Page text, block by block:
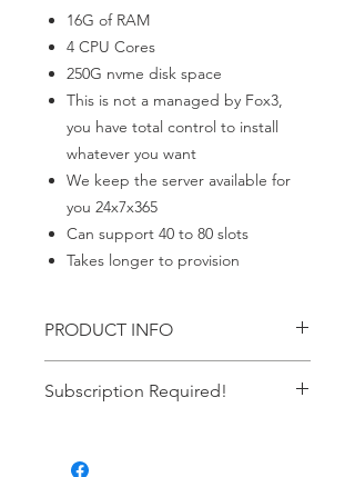
16G of RAM
4 CPU Cores
250G nvme disk space
This is not a managed by Fox3,
you have total control to install
whatever you want
We keep the server available for
you 24x7x365
Can support 40 to 80 slots
Takes longer to provision
PRODUCT INFO
Subscription Required!